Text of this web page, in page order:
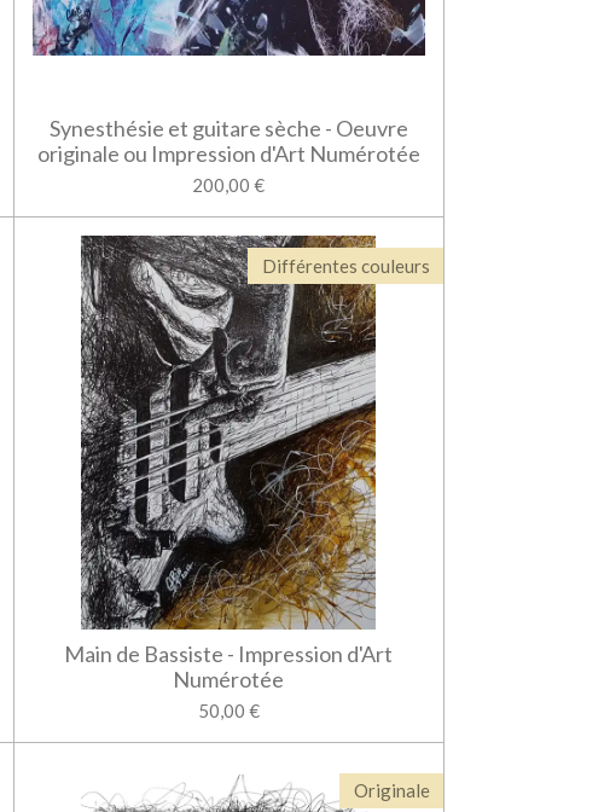
Synesthésie et guitare sèche - Oeuvre
originale ou Impression d'Art Numérotée
200,00 €
Différentes couleurs
Main de Bassiste - Impression d'Art
Numérotée
50,00 €
Originale